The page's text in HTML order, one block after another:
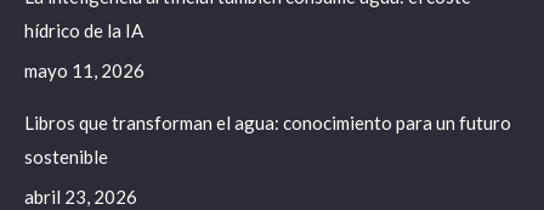
hídrico de la IA
mayo 11, 2026
Libros que transforman el agua: conocimiento para un futuro
sostenible
abril 23, 2026